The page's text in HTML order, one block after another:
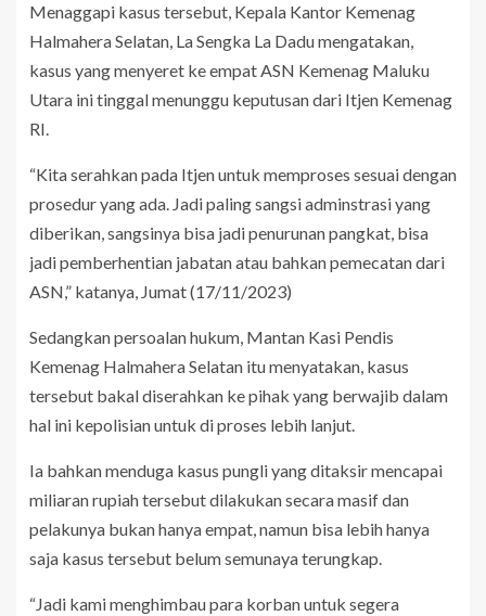
Menaggapi kasus tersebut, Kepala Kantor Kemenag
Halmahera Selatan, La Sengka La Dadu mengatakan,
kasus yang menyeret ke empat ASN Kemenag Maluku
Utara ini tinggal menunggu keputusan dari Itjen Kemenag
RI.
“Kita serahkan pada Itjen untuk memproses sesuai dengan
prosedur yang ada. Jadi paling sangsi adminstrasi yang
diberikan, sangsinya bisa jadi penurunan pangkat, bisa
jadi pemberhentian jabatan atau bahkan pemecatan dari
ASN,” katanya, Jumat (17/11/2023)
Sedangkan persoalan hukum, Mantan Kasi Pendis
Kemenag Halmahera Selatan itu menyatakan, kasus
tersebut bakal diserahkan ke pihak yang berwajib dalam
hal ini kepolisian untuk di proses lebih lanjut.
Ia bahkan menduga kasus pungli yang ditaksir mencapai
miliaran rupiah tersebut dilakukan secara masif dan
pelakunya bukan hanya empat, namun bisa lebih hanya
saja kasus tersebut belum semunaya terungkap.
“Jadi kami menghimbau para korban untuk segera